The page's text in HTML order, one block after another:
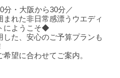
分・大阪から30分／
れた非日常感漂うウエディ
にようこそ◆
した、安心のご予算プランも
希望に合わせてご案内。